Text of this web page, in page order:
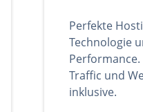
Perfekte
Technologie
Traffic und
inklusive.